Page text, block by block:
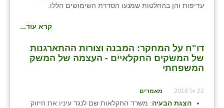
עדיפות והן בהחלטות שמנעו הסדרת השימושים הללו.
קרא עוד...
דו"ח על המחקר: המבנה וצורות ההתארגנות
של המשקים החקלאיים - העצמה של המשק
המשפחתי
22 יול 2016 מאמרים
הצגת הבעיה: משרד החקלאות שם לנגד עיניו את חיזוק
נהריה (אג״ש)
עין חצבה
עין תמר
עמרים